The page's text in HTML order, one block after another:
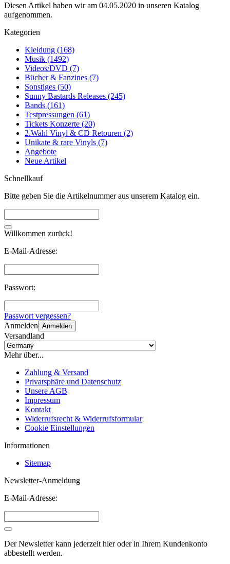
Diesen Artikel haben wir am 04.05.2020 in unseren Katalog
aufgenommen.
Kategorien
Kleidung (168)
Musik (1492)
Videos/DVD (7)
Bücher & Fanzines (7)
Sonstiges (50)
Sunny Bastards Releases (245)
Bands (161)
Testpressungen (61)
Tickets Konzerte (20)
2.Wahl Vinyl & CD Retouren (2)
Unikate & rare Vinyls (7)
Angebote
Neue Artikel
Schnellkauf
Bitte geben Sie die Artikelnummer aus unserem Katalog ein.
Willkommen zurück!
E-Mail-Adresse:
Passwort:
Passwort vergessen?
Anmelden Anmelden
Versandland
Mehr über...
Zahlung & Versand
Privatsphäre und Datenschutz
Unsere AGB
Impressum
Kontakt
Widerrufsrecht & Widerrufsformular
Cookie Einstellungen
Informationen
Sitemap
Newsletter-Anmeldung
E-Mail-Adresse:
Der Newsletter kann jederzeit hier oder in Ihrem Kundenkonto
abbestellt werden.